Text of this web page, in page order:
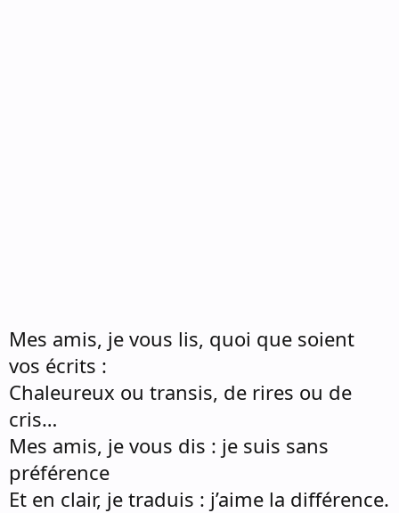
Mes amis, je vous lis, quoi que soient
vos écrits :
Chaleureux ou transis, de rires ou de
cris…
Mes amis, je vous dis : je suis sans
préférence
Et en clair, je traduis : j’aime la différence.